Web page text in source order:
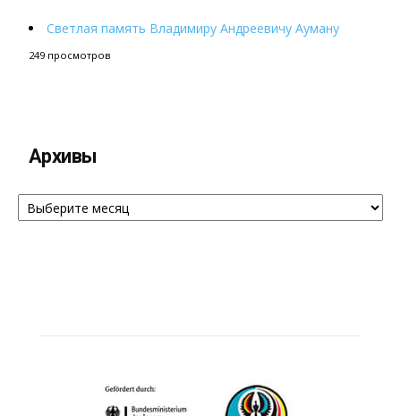
Светлая память Владимиру Андреевичу Ауману
249 просмотров
Архивы
Архивы